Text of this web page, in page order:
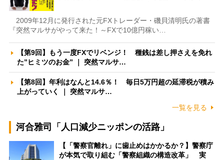
2009年12月に発行された元FXトレーダー・磯貝清明氏の著書
『突然マルサがやって来た！～FXで10億円稼い…
【第9回】もう一度FXでリベンジ！ 種銭は差し押さえを免れ
た”ヒミツのお金” ｜ 突然マルサ…
【第8回】年利はなんと14.6％！ 毎日5万円超の延滞税が積み
上がっていく ｜ 突然マルサ…
一覧を見る
河合雅司「人口減少ニッポンの活路」
【「警察官離れ」に歯止めはかかるか？】警察庁
が本気で取り組む「警察組織の構造改革」 実